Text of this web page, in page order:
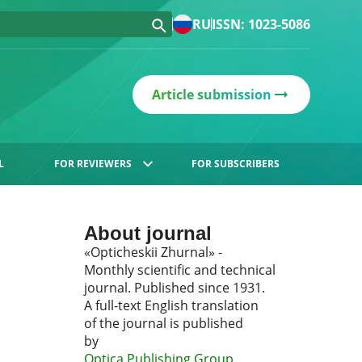
RUISSN: 1023-5086
Article submission
FOR REVIEWERS FOR SUBSCRIBERS
About journal
«Opticheskii Zhurnal» -
Monthly scientific and technical
journal. Published since 1931.
A full-text English translation
of the journal is published
by